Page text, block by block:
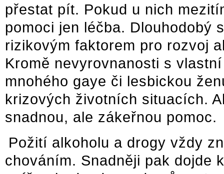
přestat pít. Pokud u nich
pomoci jen léčba. Dlouhodobý
rizikovým faktorem pro rozvoj
Kromě nevyrovnanosti s
mnohého gaye či lesbickou
krizových životních situacích.
snadnou, ale zákeřnou pomoc.
Požití alkoholu a drogy vždy
chováním. Snadněji pak dojde